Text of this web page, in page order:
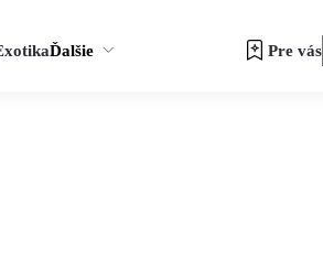
Ďalšie Pre vás